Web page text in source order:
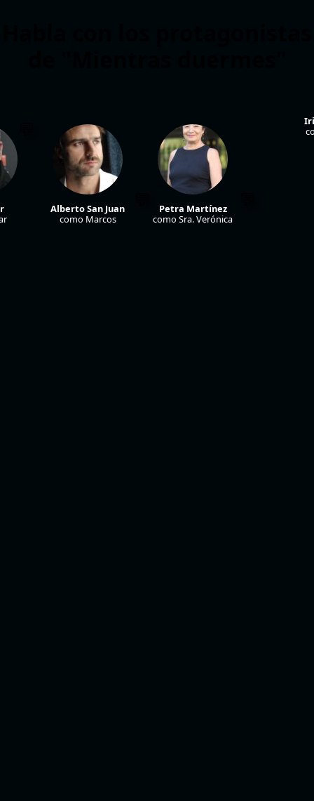
Alberto San Juan
como Marcos
Petra Martínez
como Sra. Verónica